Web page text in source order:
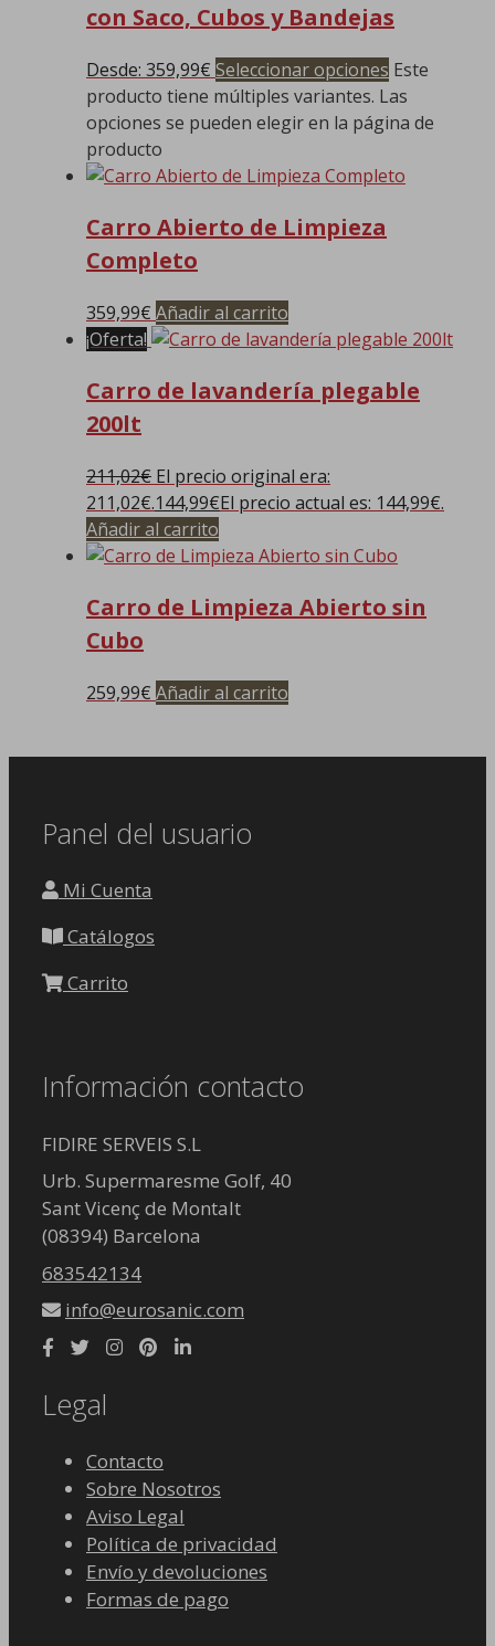
con Saco, Cubos y Bandejas
Desde: 359,99€ Seleccionar opciones Este
producto tiene múltiples variantes. Las
opciones se pueden elegir en la página de
producto
Carro Abierto de Limpieza
Completo
359,99€ Añadir al carrito
¡Oferta!
Carro de lavandería plegable
200lt
211,02€ El precio original era:
211,02€.144,99€El precio actual es: 144,99€.
Añadir al carrito
Carro de Limpieza Abierto sin
Cubo
259,99€ Añadir al carrito
Panel del usuario
Mi Cuenta
Catálogos
Carrito
Información contacto
FIDIRE SERVEIS S.L
Urb. Supermaresme Golf, 40
Sant Vicenç de Montalt
(08394) Barcelona
683542134
info@eurosanic.com
Legal
Contacto
Sobre Nosotros
Aviso Legal
Política de privacidad
Envío y devoluciones
Formas de pago